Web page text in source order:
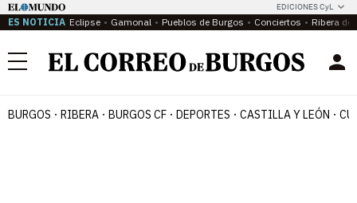
EDICIONES CyL
ES NOTICIA Eclipse Gamonal Pueblos de Burgos Conciertos Ribera del
Menú
BURGOS RIBERA BURGOS CF DEPORTES CASTILLA Y LEÓN